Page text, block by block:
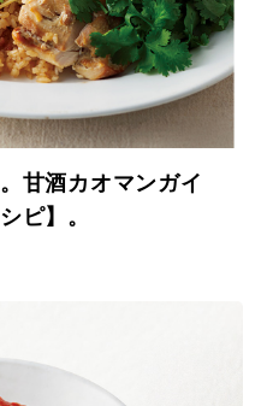
甘酒カオマンガイ
ピ】。